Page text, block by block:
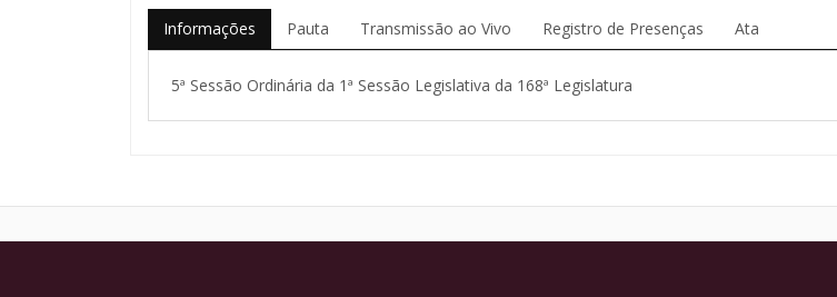
Informações Pauta Transmissão ao Vivo Registro de Presenças Ata
5ª Sessão Ordinária da 1ª Sessão Legislativa da 168ª Legislatura